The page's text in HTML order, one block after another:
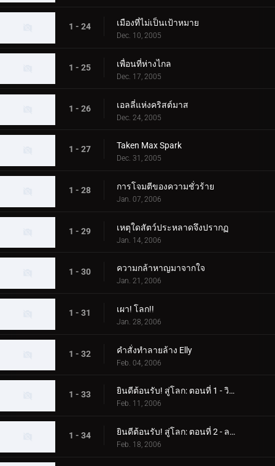
1 - 24 เมืองที่ไม่เป็นเป้าหมาย
Dec. 10, 2005
1 - 25 เพื่อนที่ห่างไกล
Dec. 17, 2005
1 - 26 เอลลี่แห่งคริสต์มาส
Dec. 24, 2005
1 - 27 Taken Max Spark
Dec. 31, 2005
1 - 28 การโจมตีของความชั่วร้าย
Jan. 07, 2006
1 - 29 เหตุใดสัตว์ประหลาดจึงปรากฏ
Jan. 14, 2006
1 - 30 ความกล้าหาญมาจากใจ
Jan. 21, 2006
1 - 31 เผา! โลก!!
Jan. 28, 2006
1 - 32 คำสั่งทำลายล้าง Elly
Feb. 04, 2006
1 - 33 ยินดีต้อนรับ! สู่โลก: ตอนที่ 1 - วิทยาศาสตร์แห่งดาวเคราะห์บาลตัน
Feb. 11, 2006
1 - 34 ยินดีต้อนรับ! สู่โลก: ตอนที่ 2 - ลาก่อน! เอเลี่ยนบาลตัน
Feb. 18, 2006